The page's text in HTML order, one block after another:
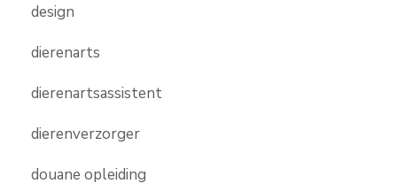
design
dierenarts
dierenartsassistent
dierenverzorger
douane opleiding